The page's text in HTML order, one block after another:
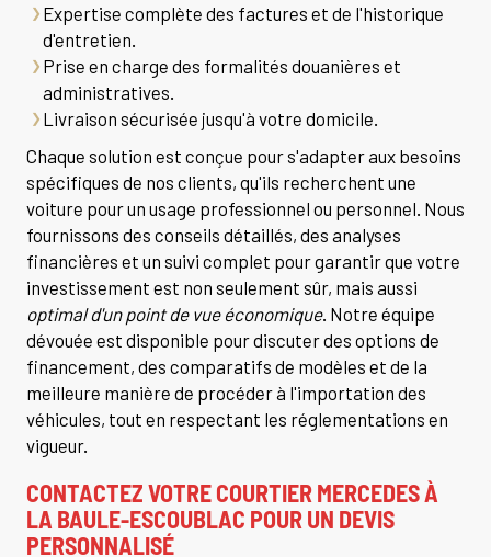
Expertise complète des factures et de l'historique
d'entretien.
Prise en charge des formalités douanières et
administratives.
Livraison sécurisée jusqu'à votre domicile.
Chaque solution est conçue pour s'adapter aux besoins
spécifiques de nos clients, qu'ils recherchent une
voiture pour un usage professionnel ou personnel. Nous
fournissons des conseils détaillés, des analyses
financières et un suivi complet pour garantir que votre
investissement est non seulement sûr, mais aussi
optimal d'un point de vue économique. Notre équipe
dévouée est disponible pour discuter des options de
financement, des comparatifs de modèles et de la
meilleure manière de procéder à l'importation des
véhicules, tout en respectant les réglementations en
vigueur.
CONTACTEZ VOTRE COURTIER MERCEDES À
LA BAULE-ESCOUBLAC POUR UN DEVIS
PERSONNALISÉ